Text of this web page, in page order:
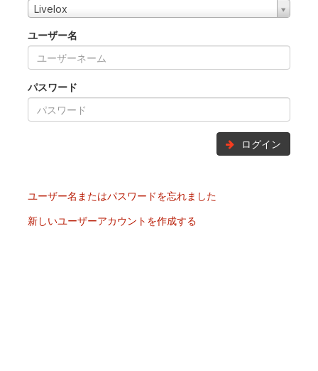
Livelox
ユーザー名
パスワード
ログイン
ユーザー名またはパスワードを忘れました
新しいユーザーアカウントを作成する